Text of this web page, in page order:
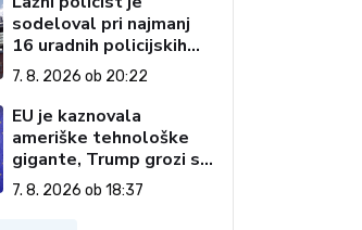
sodeloval pri najmanj
16 uradnih policijskih
postopkih
7. 8. 2026 ob 20:22
EU je kaznovala
ameriške tehnološke
gigante, Trump grozi s
carinami
7. 8. 2026 ob 18:37